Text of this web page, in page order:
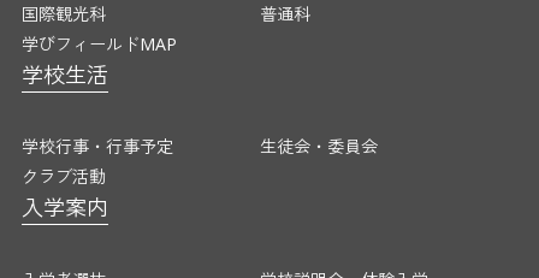
国際観光科
普通科
学びフィールドMAP
学校生活
学校行事・行事予定
生徒会・委員会
クラブ活動
入学案内